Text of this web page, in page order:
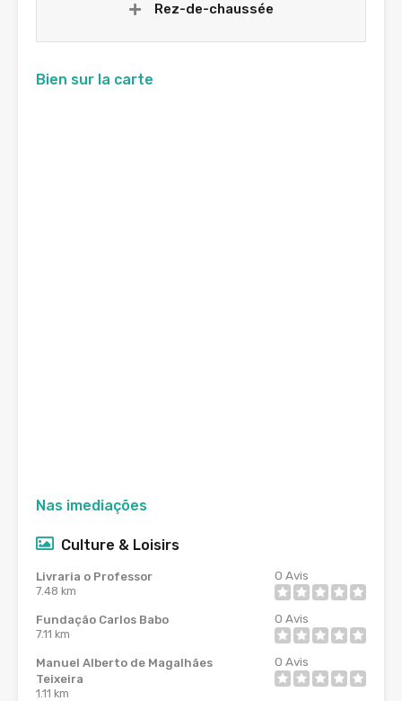
Rez-de-chaussée
Bien sur la carte
Nas imediações
Culture & Loisirs
Livraria o Professor
7.48 km
0 Avis
Fundação Carlos Babo
7.11 km
0 Avis
Manuel Alberto de Magalhães
Teixeira
1.11 km
0 Avis